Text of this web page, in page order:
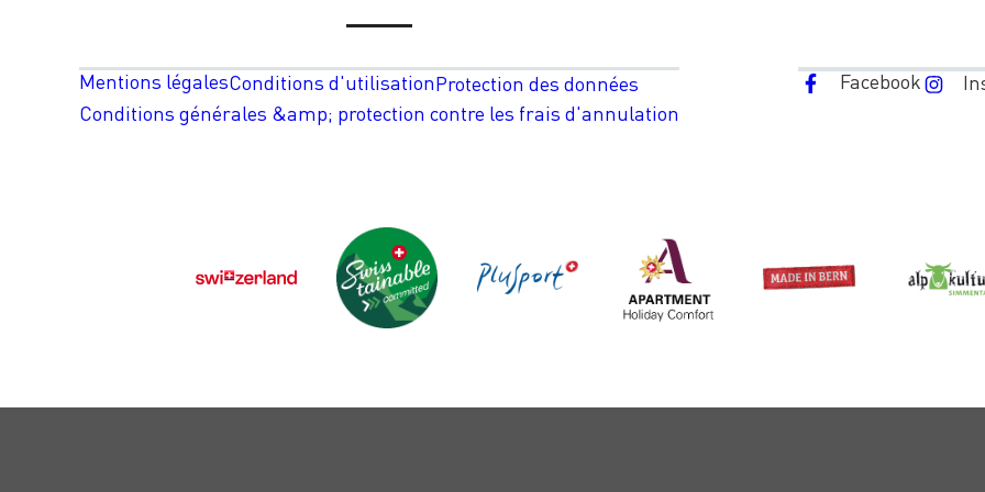
Mentions légalesConditions d'utilisationProtection des données
Conditions générales &amp; protection contre les frais d'annulation
Facebook